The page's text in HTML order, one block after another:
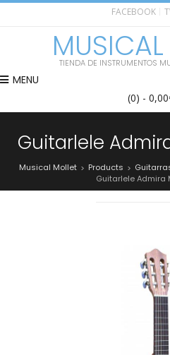
FACEBOOK
TIENDA DE INSTRUMENTOS
MENU
(0) -
Guitarlele
Musical Mollet > Products >
Guitarlele Admira